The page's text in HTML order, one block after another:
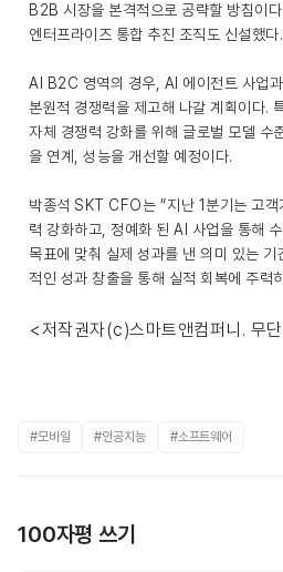
B2B 시장을 본격적으로 공략할 방침이
엔터프라이즈 통합 추진 조직도 신설했다.
AI B2C 영역의 경우, AI 에이전트 사업
본원적 경쟁력을 제고해 나갈 계획이다.
자체 경쟁력 강화를 위해 글로벌 모델 수
을 연계, 성능을 개선할 예정이다.
박종석 SKT CFO는 “지난 1분기는 고객
력 강화하고, 정예화 된 AI 사업을 통해
목표에 맞춰 실제 성과를 낸 의미 있는
적인 성과 창출을 통해 실적 회복에 주력
<저작권자(c)스마트앤컴퍼니. 무
#모바일 #인공지능 #소프트웨어
100자평 쓰기